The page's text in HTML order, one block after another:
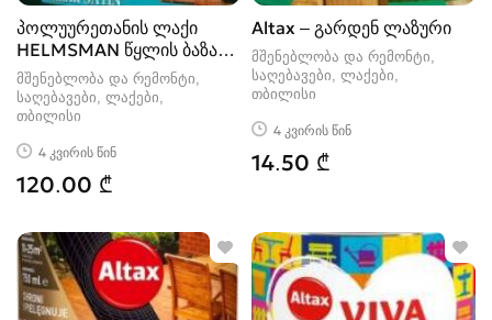
პოლუურეთანის ლაქი
HELMSMAN წყლის ბაზაზე
– 946მლ MI
მშენებლობა და რემონტი,
საღებავები, ლაქები
თბილისი
4 კვირის წინ
120.00 ₾
Altax – გარდენ ლაზური
მშენებლობა და რემონტი,
საღებავები, ლაქები
თბილისი
4 კვირის წინ
14.50 ₾